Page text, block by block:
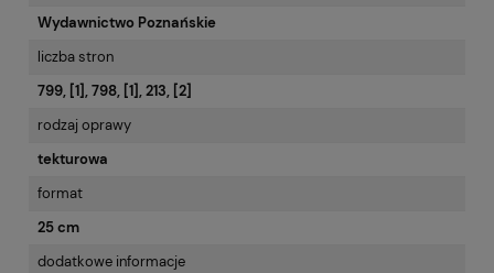
Wydawnictwo Poznańskie
liczba stron
799, [1], 798, [1], 213, [2]
rodzaj oprawy
tekturowa
format
25 cm
dodatkowe informacje